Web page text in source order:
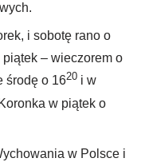
i sobotę rano o
– wieczorem o
środę o 1620 i w
w piątek o
w Polsce i